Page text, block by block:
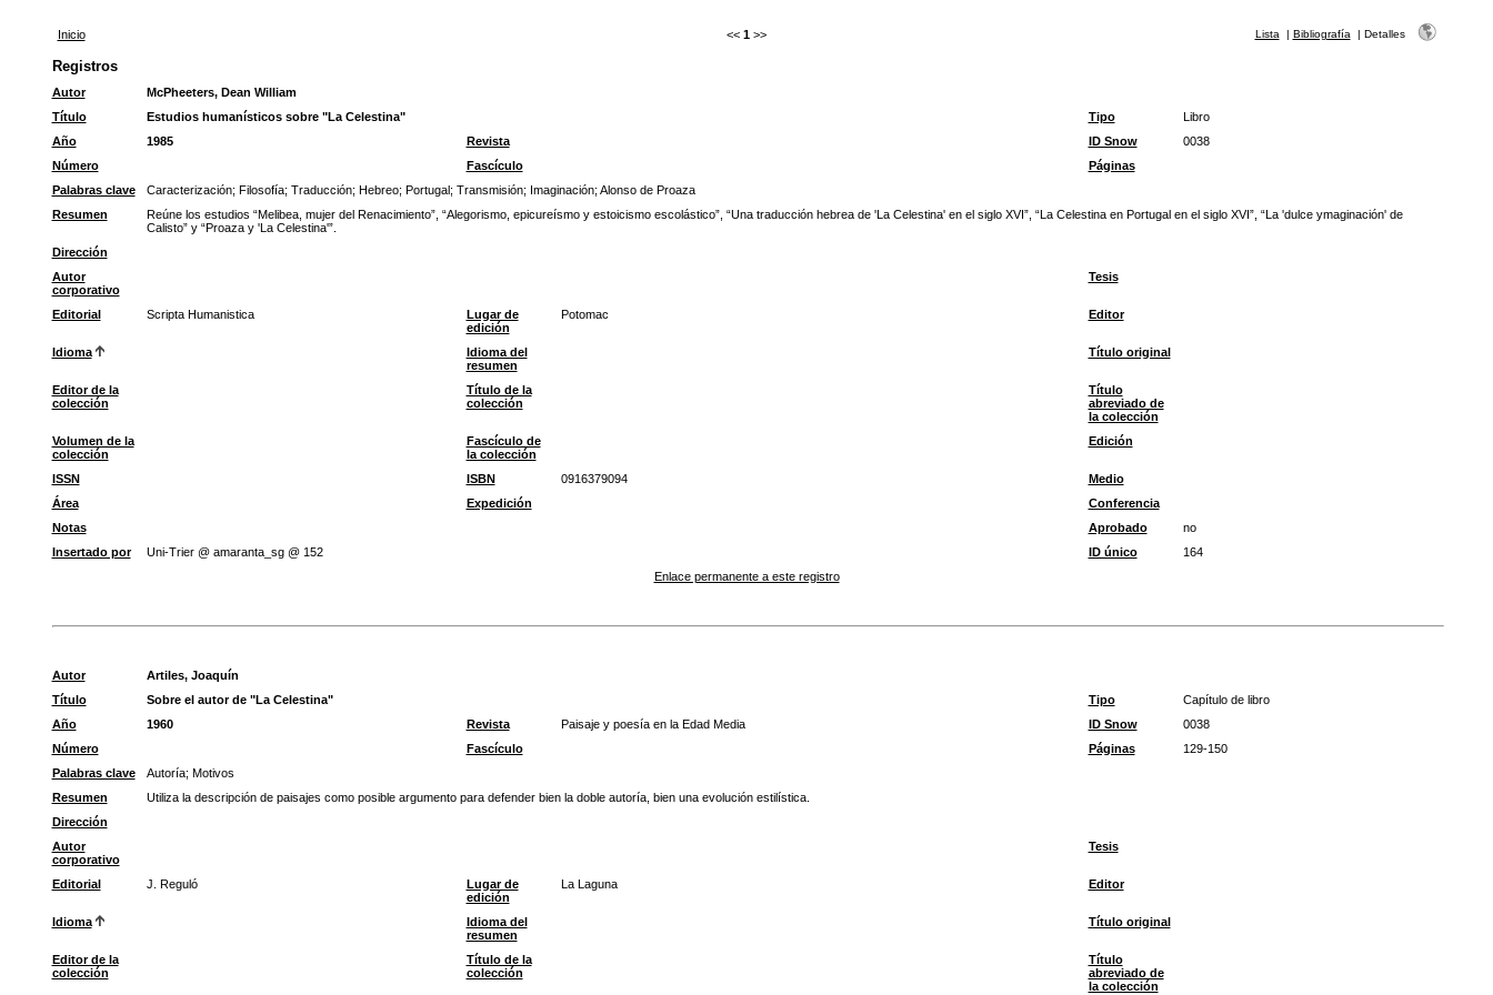
Inicio << 1 >> Lista | Bibliografía | Detalles
Registros
Autor
McPheeters, Dean William
Título
Estudios humanísticos sobre "La Celestina" Tipo
Libro
Año
1985 Revista ID Snow
0038
Número
Fascículo
Páginas
Palabras clave
Caracterización; Filosofía; Traducción; Hebreo; Portugal; Transmisión; Imaginación; Alonso de Proaza
Resumen
Reúne los estudios “Melibea, mujer del Renacimiento”, “Alegorismo, epicureísmo y estoicismo escolástico”, “Una traducción hebrea de 'La Celestina' en el siglo XVI”, “La Celestina en Portugal en el siglo XVI”, “La 'dulce ymaginación' de
Calisto” y “Proaza y 'La Celestina'”.
Dirección
Autor
corporativo
Tesis
Editorial Scripta Humanistica
Lugar de
edición
Potomac Editor
Idioma
Idioma del
resumen
Título original
Editor de la
colección
Título de la
colección
Título
abreviado de
la colección
Volumen de la
colección
Fascículo de
la colección
Edición
ISSN ISBN 0916379094
Medio
Área
Expedición
Conferencia
Notas
Aprobado
no
Insertado por
Uni-Trier @ amaranta_sg @ 152 ID único
164
Enlace permanente a este registro
Autor
Artiles, Joaquín
Título
Sobre el autor de "La Celestina" Tipo
Capítulo de libro
Año
1960 Revista Paisaje y poesía en la Edad Media ID Snow
0038
Número
Fascículo Páginas
129-150
Palabras clave
Autoría; Motivos
Resumen
Utiliza la descripción de paisajes como posible argumento para defender bien la doble autoría, bien una evolución estilística.
Dirección
Autor
corporativo
Tesis
Editorial J. Reguló
Lugar de
edición
La Laguna Editor
Idioma
Idioma del
resumen
Título original
Editor de la
colección
Título de la
colección
Título
abreviado de
la colección